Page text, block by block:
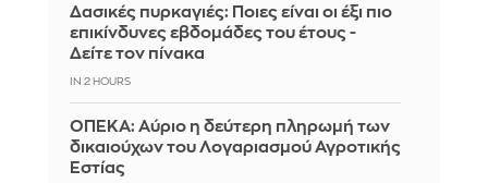
Δασικές πυρκαγιές: Ποιες είναι οι έξι πιο
επικίνδυνες εβδομάδες του έτους -
Δείτε τον πίνακα
IN 2 HOURS
ΟΠΕΚΑ: Αύριο η δεύτερη πληρωμή των
δικαιούχων του Λογαριασμού Αγροτικής
Εστίας